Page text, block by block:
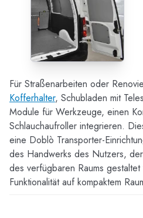
Für Straßenarbeiten oder
Kofferhalter, Schubladen mit
Module für Werkzeuge, einen
Schlauchaufroller integrieren.
eine Doblò Transporter-
des Handwerks des Nutzers,
des verfügbaren Raums
Funktionalität auf kompaktem